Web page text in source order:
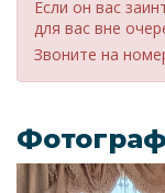
Если он вас
для вас вне
Звоните на